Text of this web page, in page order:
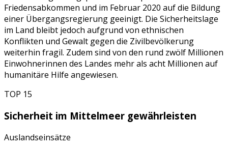
Friedensabkommen und im Februar 2020 auf die Bildung
einer Übergangsregierung geeinigt. Die Sicherheitslage
im Land bleibt jedoch aufgrund von ethnischen
Konflikten und Gewalt gegen die Zivilbevölkerung
weiterhin fragil. Zudem sind von den rund zwölf Millionen
Einwohnerinnen des Landes mehr als acht Millionen auf
humanitäre Hilfe angewiesen.
TOP 15
Sicherheit im Mittelmeer gewährleisten
Auslandseinsätze